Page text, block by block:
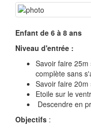
Enfant de 6 à 8 ans
Niveau d'entrée :
Savoir faire
complète sans
Savoir faire
Etoile sur le
Descendre en
Objectifs :